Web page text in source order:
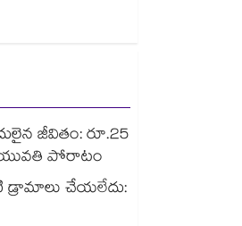
జీవితం: రూ.25
యువతి పోరాటం
డ్రామాలు చేయలేదు: